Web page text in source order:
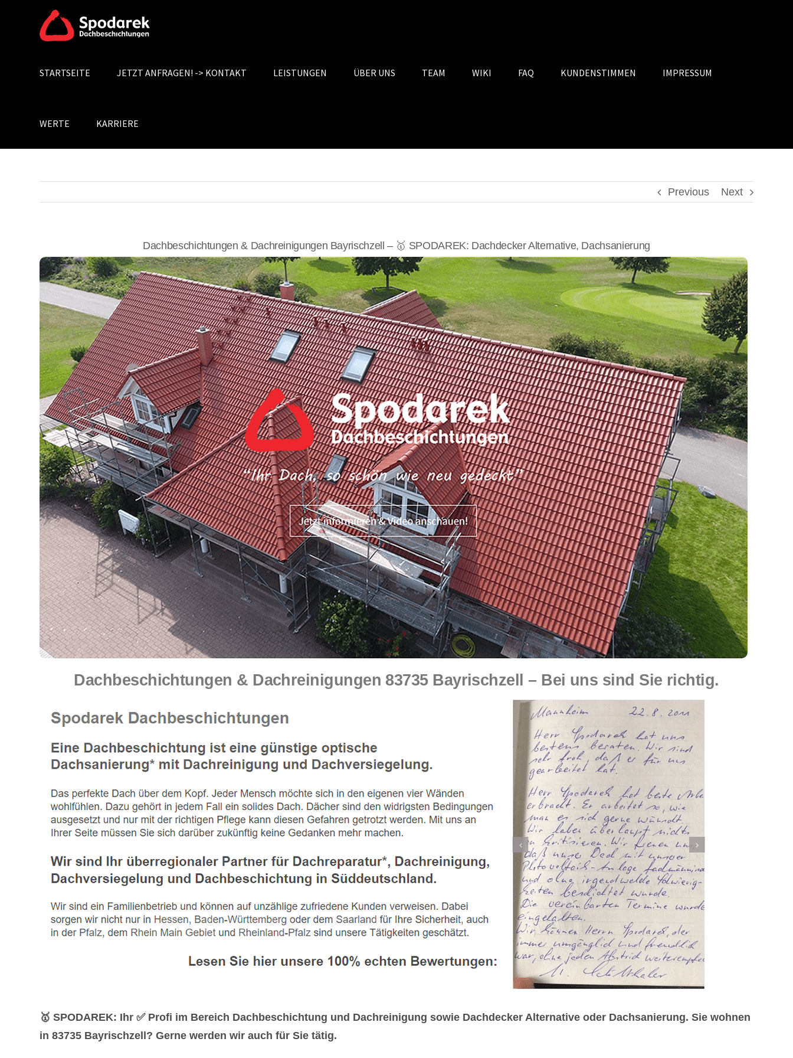
Search
STARTSEITE JETZT ANFRAGEN! -> KONTAKT LEISTUNGEN ÜBER UNS TEAM WIKI FAQ KUNDENSTIMMEN IMPRESSUM
WERTE KARRIERE
Previous Next
Dachbeschichtungen & Dachreinigungen Bayrischzell – 🥇 SPODAREK: Dachdecker Alternative, Dachsanierung
Dachbeschichtungen & Dachreinigungen 83735 Bayrischzell – Bei uns sind Sie richtig.
🥇 SPODAREK: Ihr ✅ Profi im Bereich Dachbeschichtung und Dachreinigung sowie Dachdecker Alternative oder Dachsanierung. Sie wohnen
in 83735 Bayrischzell? Gerne werden wir auch für Sie tätig.